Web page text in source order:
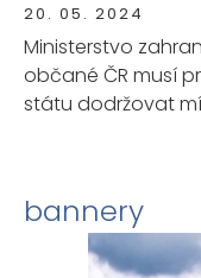
20. 05. 2024
Ministerstvo
občané ČR musí
státu dodržovat
bannery